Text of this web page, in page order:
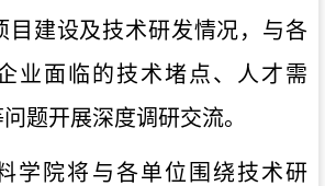
目建设及技术研发情况，与各
业面临的技术堵点、人才需
题开展深度调研交流。
学院将与各单位围绕技术研